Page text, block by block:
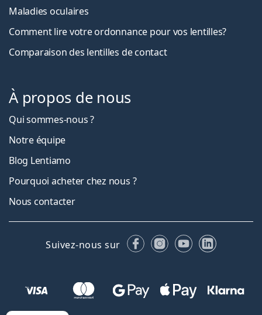
Maladies oculaires
Comment lire votre ordonnance pour vos lentilles?
Comparaison des lentilles de contact
À propos de nous
Qui sommes-nous ?
Notre équipe
Blog Lentiamo
Pourquoi acheter chez nous ?
Nous contacter
Suivez-nous sur FacebookInstagram
YouTubeLinkedIn